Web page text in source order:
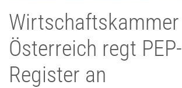
Wirtschaftskammer
Österreich regt PEP-
Register an